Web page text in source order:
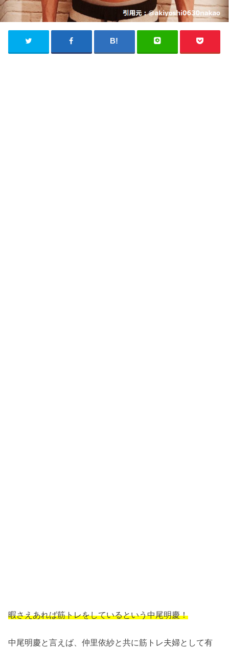
暇さえあれば筋トレをしているという中尾明慶！
中尾明慶と言えば、仲里依紗と共に筋トレ夫婦として有